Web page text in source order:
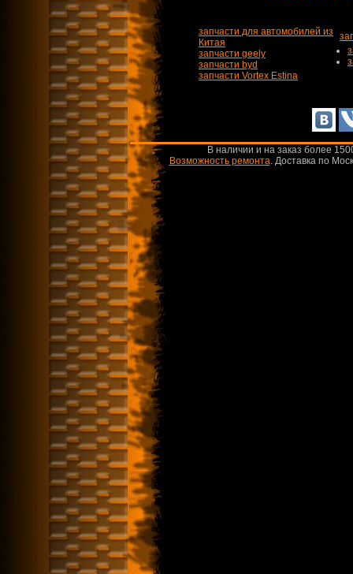
запчасти для автомобилей из
Китая
запчасти geely
запчасти byd
запчасти Vortex Estina
В наличии и на заказ более
Возможность ремонта.Доставка по